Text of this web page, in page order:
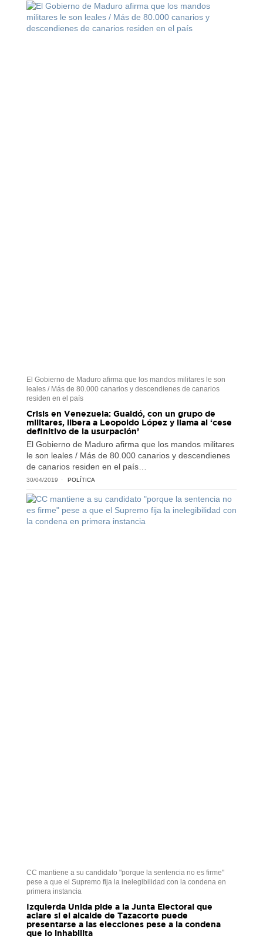
El Gobierno de Maduro afirma que los mandos militares le son
leales / Más de 80.000 canarios y descendienes de canarios
residen en el país
Crisis en Venezuela: Guaidó, con un grupo de
militares, libera a Leopoldo López y llama al ‘cese
definitivo de la usurpación’
El Gobierno de Maduro afirma que los mandos militares
le son leales / Más de 80.000 canarios y descendienes
de canarios residen en el país…
30/04/2019 POLÍTICA
CC mantiene a su candidato "porque la sentencia no es firme"
pese a que el Supremo fija la inelegibilidad con la condena en
primera instancia
Izquierda Unida pide a la Junta Electoral que
aclare si el alcalde de Tazacorte puede
presentarse a las elecciones pese a la condena
que lo inhabilita